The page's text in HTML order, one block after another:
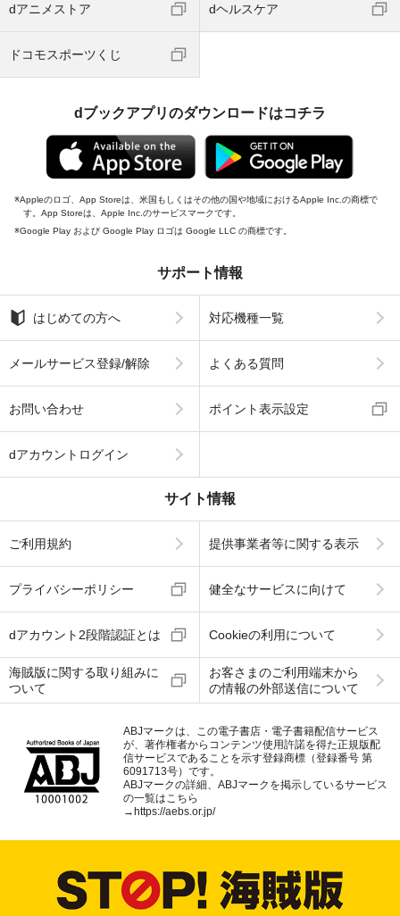
dアニメストア dヘルスケア
ドコモスポーツくじ
dブックアプリのダウンロードはコチラ
Appleのロゴ、App Storeは、米国もしくはその他の国や地域におけるApple Inc.の商標で
す。App Storeは、Apple Inc.のサービスマークです。
Google Play および Google Play ロゴは Google LLC の商標です。
サポート情報
はじめての方へ 対応機種一覧
メールサービス登録/解除 よくある質問
お問い合わせ ポイント表示設定
dアカウントログイン
サイト情報
ご利用規約 提供事業者等に関する表示
プライバシーポリシー 健全なサービスに向けて
dアカウント2段階認証とは Cookieの利用について
海賊版に関する取り組みに
ついて
お客さまのご利用端末から
の情報の外部送信について
ABJマークは、この電子書店・電子書籍配信サービス
が、著作権者からコンテンツ使用許諾を得た正規版配
信サービスであることを示す登録商標（登録番号 第
6091713号）です。
ABJマークの詳細、ABJマークを掲示しているサービス
の一覧はこちら
→ https://aebs.or.jp/